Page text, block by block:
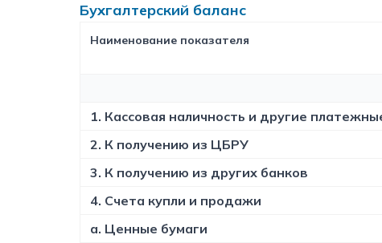
Бухгалтерский баланс
Наименование показателя
1. Кассовая наличность и другие
2. К получению из ЦБРУ
3. К получению из других банков
4. Счета купли и продажи
а. Ценные бумаги